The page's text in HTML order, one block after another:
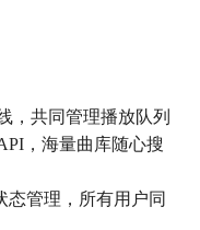
，共同管理播放队列
，海量曲库随心搜
态管理，所有用户同